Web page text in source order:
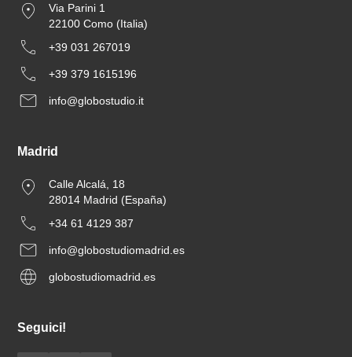
Via Parini 1
22100 Como (Italia)
+39 031 267019
+39 379 1615196
info@globostudio.it
Madrid
Calle Alcalá, 18
28014 Madrid (España)
+34 61 4129 387
info@globostudiomadrid.es
globostudiomadrid.es
Seguici!